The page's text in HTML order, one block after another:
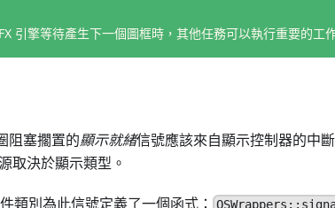
引擎等待產生下一個圖框時，其他任務可以執行重要的工
阻塞擱置的顯示就緒信號應該來自顯示控制器的中
取決於顯示類型。
類別為此信號定義了一個函式：